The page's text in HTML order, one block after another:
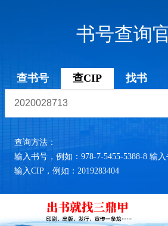
书号查询
查书号 查CIP 找书
查询方法：
输入书号，例如：978-7-5455-5388-8 输
输入CIP，例如：2019283404